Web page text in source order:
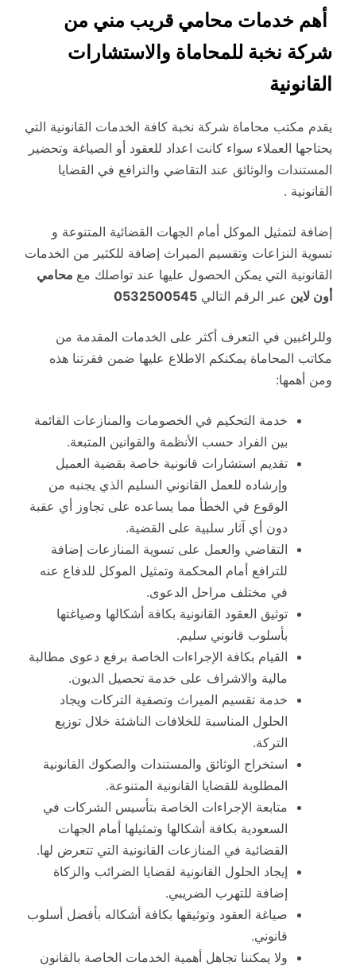
أهم خدمات محامي قريب مني من
شركة نخبة للمحاماة والاستشارات
القانونية
يقدم مكتب محاماة شركة نخبة كافة الخدمات القانونية التي
يحتاجها العملاء سواء كانت اعداد للعقود أو الصياغة وتحضير
المستندات والوثائق عند التقاضي والترافع في القضايا
القانونية .
إضافة لتمثيل الموكل أمام الجهات القضائية المتنوعة و
تسوية النزاعات وتقسيم الميراث إضافة للكثير من الخدمات
القانونية التي يمكن الحصول عليها عند تواصلك مع محامي
أون لاين عبر الرقم التالي 0532500545
وللراغبين في التعرف أكثر على الخدمات المقدمة من
مكاتب المحاماة يمكنكم الاطلاع عليها ضمن فقرتنا هذه
ومن أهمها:
خدمة التحكيم في الخصومات والمنازعات القائمة
بين الفراد حسب الأنظمة والقوانين المتبعة.
تقديم استشارات قانونية خاصة بقضية العميل
وإرشاده للعمل القانوني السليم الذي يجنبه من
الوقوع في الخطأ مما يساعده على تجاوز أي عقبة
دون أي آثار سلبية على القضية.
التقاضي والعمل على تسوية المنازعات إضافة
للترافع أمام المحكمة وتمثيل الموكل للدفاع عنه
في مختلف مراحل الدعوى.
توثيق العقود القانونية بكافة أشكالها وصياغتها
بأسلوب قانوني سليم.
القيام بكافة الإجراءات الخاصة برفع دعوى مطالبة
مالية والاشراف على خدمة تحصيل الديون.
خدمة تقسيم الميراث وتصفية التركات ويجاد
الحلول المناسبة للخلافات الناشئة خلال توزيع
التركة.
استخراج الوثائق والمستندات والصكوك القانونية
المطلوبة للقضايا القانونية المتنوعة.
متابعة الإجراءات الخاصة بتأسيس الشركات في
السعودية بكافة أشكالها وتمثيلها أمام الجهات
القضائية في المنازعات القانونية التي تتعرض لها.
إيجاد الحلول القانونية لقضايا الضرائب والزكاة
إضافة للتهرب الضريبي.
صياغة العقود وتوثيقها بكافة أشكاله بأفضل أسلوب
قانوني.
ولا يمكننا تجاهل أهمية الخدمات الخاصة بالقانون